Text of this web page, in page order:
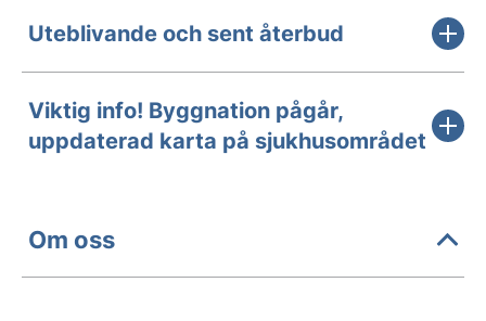
Uteblivande och sent återbud
Viktig info! Byggnation pågår,
uppdaterad karta på sjukhusområdet
Om oss